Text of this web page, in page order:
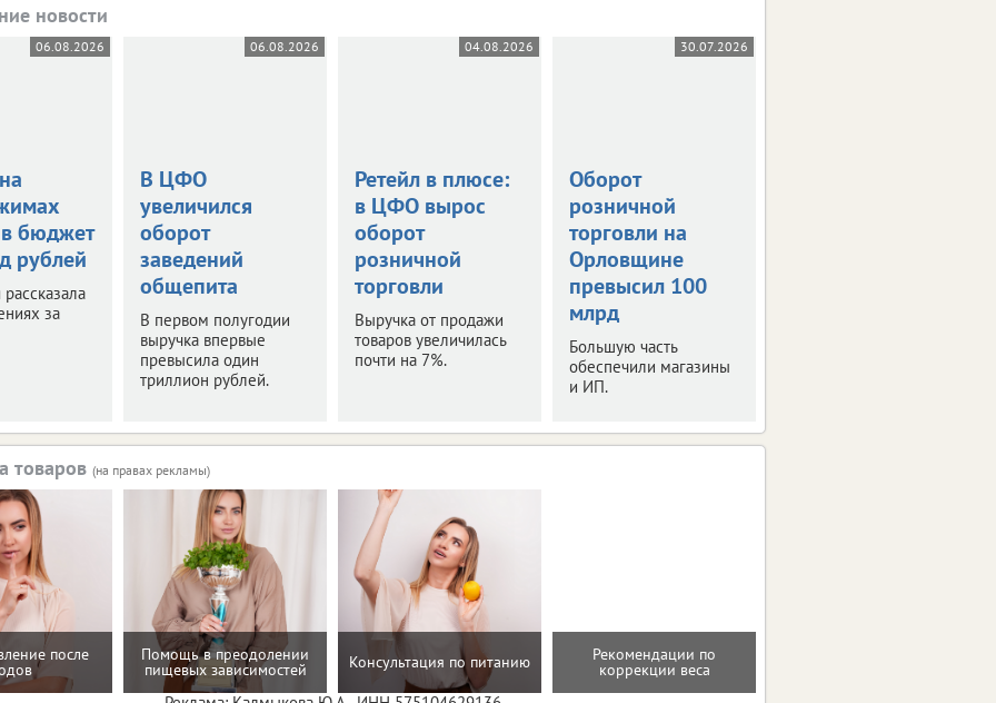
новости
06.08.2026
бюджет
рублей
за
06.08.2026
В ЦФО
увеличился
оборот
заведений
общепита
В первом полугодии
выручка впервые
превысила один
триллион рублей.
04.08.2026
Ретейл в плюсе:
в ЦФО вырос
оборот
розничной
торговли
Выручка от продажи
товаров увеличилась
почти на 7%.
30.07.2026
Оборот
розничной
торговли на
Орловщине
превысил 100
млрд
Большую часть
обеспечили магазины
и ИП.
товаров (на правах рекламы)
после Помощь в преодолении
пищевых зависимостей Консультация по питанию Рекомендации по
коррекции веса